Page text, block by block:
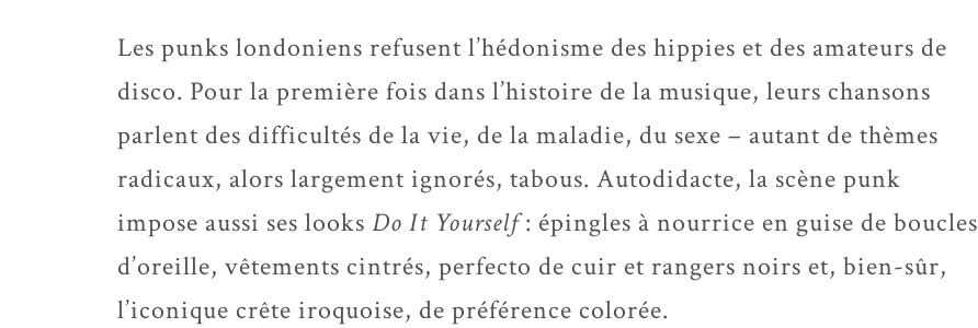
Les punks londoniens refusent l’hédonisme des hippies et des amateurs de
disco. Pour la première fois dans l’histoire de la musique, leurs chansons
parlent des difficultés de la vie, de la maladie, du sexe – autant de thèmes
radicaux, alors largement ignorés, tabous. Autodidacte, la scène punk
impose aussi ses looks Do It Yourself: épingles à nourrice en guise de boucles
d’oreille, vêtements cintrés, perfecto de cuir et rangers noirs et, bien-sûr,
l’iconique crête iroquoise, de préférence colorée.